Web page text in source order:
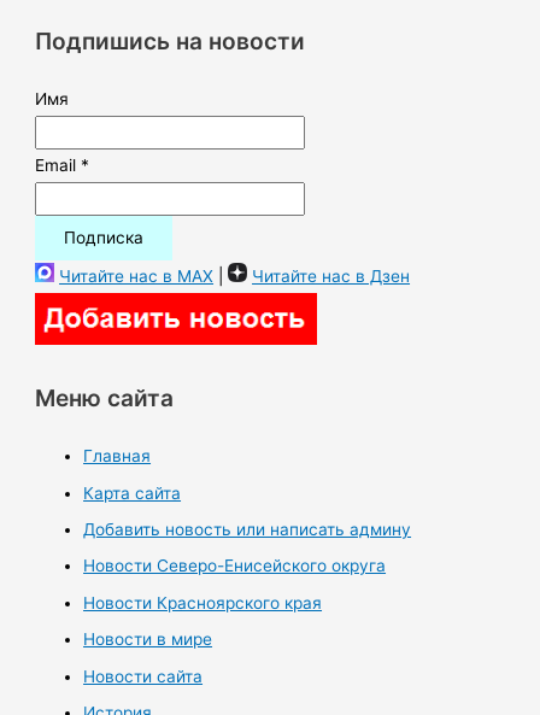
:Подпишись на новости
Имя
Email *
Читайте нас в MAX | Читайте нас в Дзен
Меню сайта
Главная
Карта сайта
Добавить новость или написать админу
Новости Северо-Енисейского округа
Новости Красноярского края
Новости в мире
Новости сайта